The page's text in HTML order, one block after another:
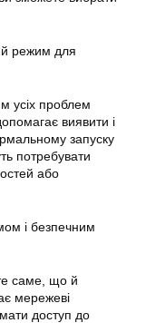
режим для
усіх проблем
виявити і
запуску
потребувати
або
і безпечним
саме, що й
мережеві
доступ до